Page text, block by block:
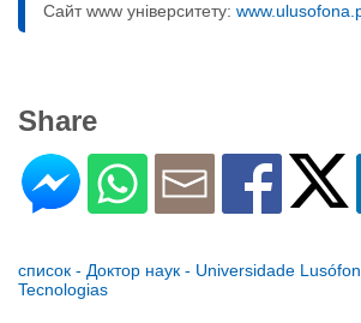
Сайт www університету:
Share
список - Доктор наук - Universidade
Tecnologias